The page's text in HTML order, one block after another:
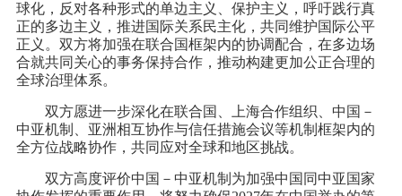
球化，反对各种形式的单边主义、保护主义，呼吁践行真
正的多边主义，推进国际关系民主化，共同维护国际公平
正义。双方将加强在联合国框架内的协调配合，在多边场
合就共同关心的事务保持合作，推动构建更加公正合理的
全球治理体系。
双方愿进一步深化在联合国、上海合作组织、中国－
中亚机制、亚洲相互协作与信任措施会议等机制框架内的
全方位战略协作，共同应对全球和地区挑战。
双方高度评价中国－中亚机制为加强中国同中亚国家